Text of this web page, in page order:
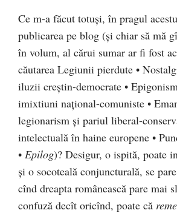
Ce m-a făcut totuși, în pragul
publicarea pe blog (și chiar să mă
în volum, al cărui sumar ar fi fost
căutarea Legiunii pierdute •
iluzii creștin-democrate •
imixtiuni național-comuniste •
legionarism și pariul liberal-
intelectuală în haine europene •
• Epilog)? Desigur, o ispită, poate
și o socoteală conjuncturală, se
cînd dreapta românească pare mai
confuză decît oricînd, poate că